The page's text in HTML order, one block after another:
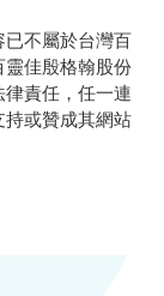
不屬於台灣百
佳殷格翰股份
責任，任一連
或贊成其網站